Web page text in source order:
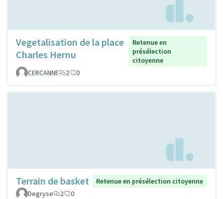
Vegetalisation de la place
Charles Hernu
Retenue en
présélection
citoyenne
CERCANNE
2 0
Terrain de basket
Retenue en présélection citoyenne
Degryse
2 0